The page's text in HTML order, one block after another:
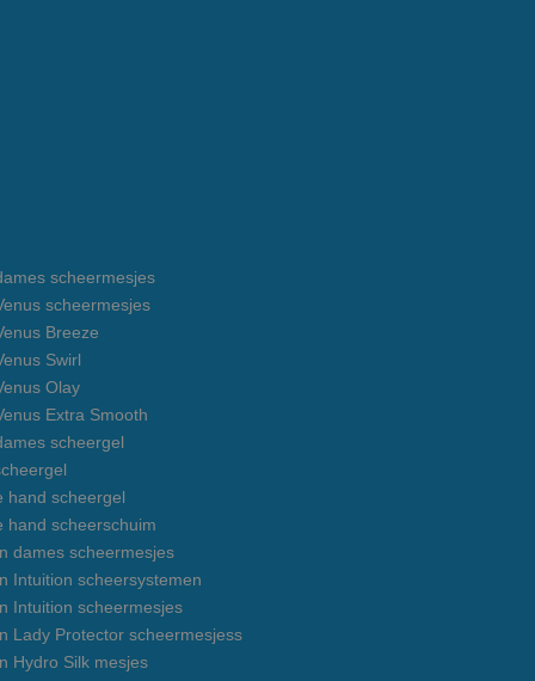
scheermesjes
scheermesjes
Breeze
Swirl
Olay
Extra Smooth
scheergel
hand scheergel
hand scheerschuim
dames scheermesjes
Intuition scheersystemen
Intuition scheermesjes
Lady Protector scheermesjess
Hydro Silk mesjes